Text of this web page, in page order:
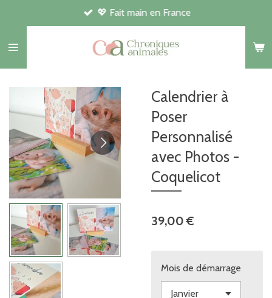
contenu
💖 Fait main en France
Calendrier à
Poser
Personnalisé
avec Photos -
Coquelicot
39,00 €
Mois de démarrage